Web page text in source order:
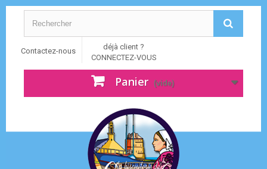
Contactez-nous
déjà client ?
CONNECTEZ-VOUS
Panier (vide)